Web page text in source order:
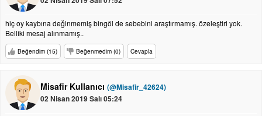
hiç oy kaybına değinmemiş bingöl de sebebini araştırmamış. özeleştiri yok.
Belliki mesaj alınmamış..
Beğendim (15) Beğenmedim (0) Cevapla
Misafir Kullanıcı (@Misafir_42624)
02 Nisan 2019 Salı 05:24